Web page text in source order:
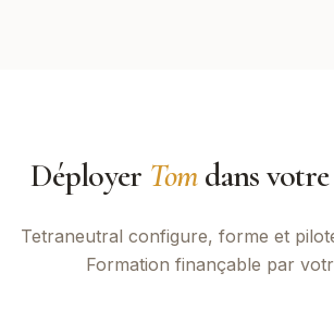
Déployer Tomdans
Tetraneutral configure, forme et
Formation finançable par